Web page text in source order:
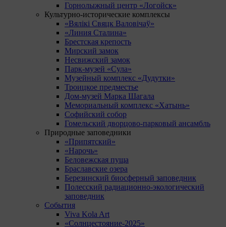
Горнолыжный центр «Логойск»
Культурно-исторические комплексы
«Вялікі Свяцк Валовічаў»
«Линия Сталина»
Брестская крепость
Мирский замок
Несвижский замок
Парк-музей «Сула»
Музейный комплекс «Дудутки»
Троицкое предместье
Дом-музей Марка Шагала
Мемориальный комплекс «Хатынь»
Софийский собор
Гомельский дворцово-парковый ансамбль
Природные заповедники
«Припятский»
«Нарочь»
Беловежская пуща
Браславские озера
Березинский биосферный заповедник
Полесский радиационно-экологический
заповедник
События
Viva Kola Art
«Солнцестояние-2025»